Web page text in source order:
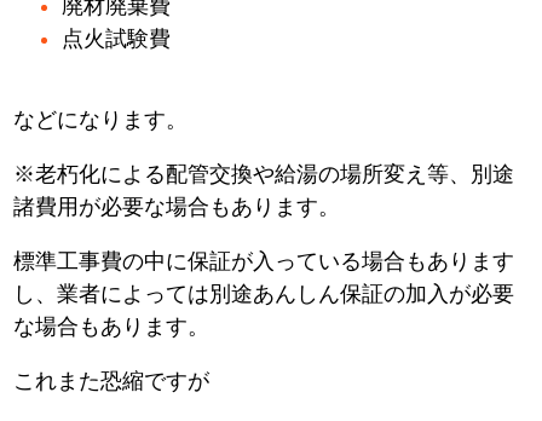
廃材廃棄費
点火試験費
などになります。
※老朽化による配管交換や給湯の場所変え等、別途
諸費用が必要な場合もあります。
標準工事費の中に保証が入っている場合もあります
し、業者によっては別途あんしん保証の加入が必要
な場合もあります。
これまた恐縮ですが